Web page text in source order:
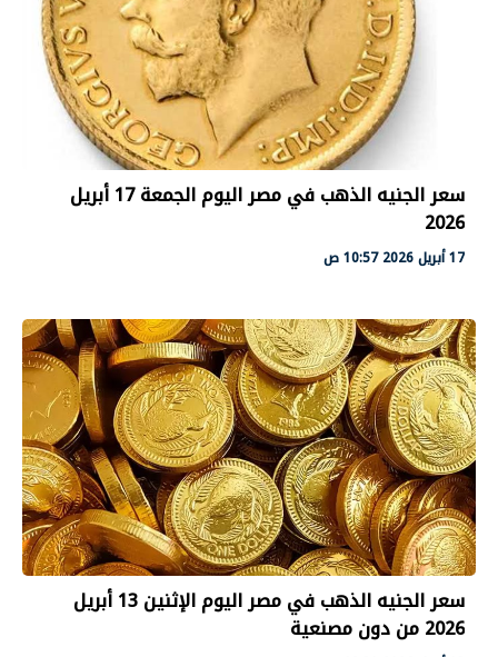
سعر الجنيه الذهب في مصر اليوم الجمعة 17 أبريل
2026
17 أبريل 2026 10:57 ص
سعر الجنيه الذهب في مصر اليوم الإثنين 13 أبريل
2026 من دون مصنعية